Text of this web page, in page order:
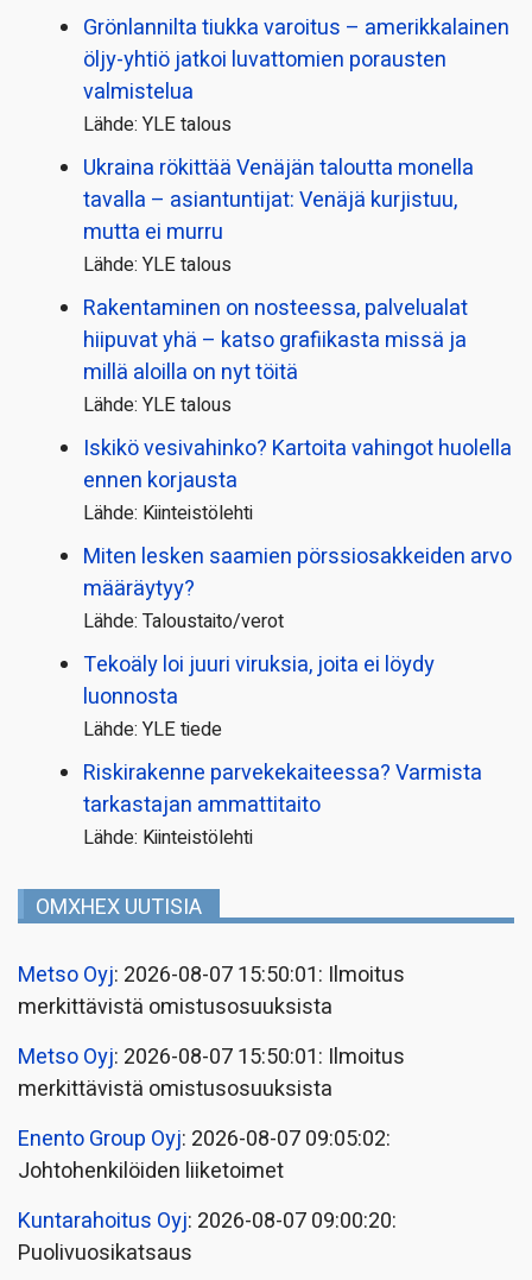
Grönlannilta tiukka varoitus – amerikkalainen
öljy-yhtiö jatkoi luvattomien porausten
valmistelua
Lähde: YLE talous
Ukraina rökittää Venäjän taloutta monella
tavalla – asiantuntijat: Venäjä kurjistuu,
mutta ei murru
Lähde: YLE talous
Rakentaminen on nosteessa, palvelualat
hiipuvat yhä – katso grafiikasta missä ja
millä aloilla on nyt töitä
Lähde: YLE talous
Iskikö vesivahinko? Kartoita vahingot huolella
ennen korjausta
Lähde: Kiinteistölehti
Miten lesken saamien pörssi­osakkeiden arvo
määräytyy?
Lähde: Taloustaito/verot
Tekoäly loi juuri viruksia, joita ei löydy
luonnosta
Lähde: YLE tiede
Riskirakenne parvekekaiteessa? Varmista
tarkastajan ammattitaito
Lähde: Kiinteistölehti
OMXHEX UUTISIA
Metso Oyj: 2026-08-07 15:50:01: Ilmoitus
merkittävistä omistusosuuksista
Metso Oyj: 2026-08-07 15:50:01: Ilmoitus
merkittävistä omistusosuuksista
Enento Group Oyj: 2026-08-07 09:05:02:
Johtohenkilöiden liiketoimet
Kuntarahoitus Oyj: 2026-08-07 09:00:20:
Puolivuosikatsaus